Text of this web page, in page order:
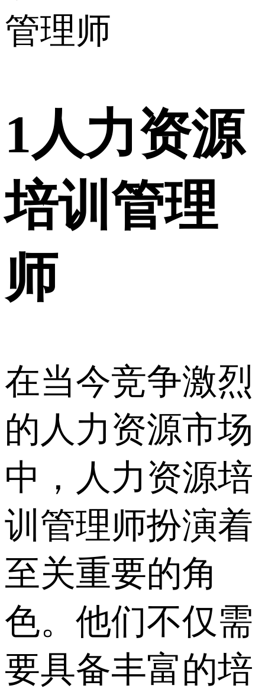
1人力资源
培训管理
师
在当今竞争激烈
的人力资源市场
中，人力资源培
训管理师扮演着
至关重要的角
色。他们不仅需
要具备丰富的培